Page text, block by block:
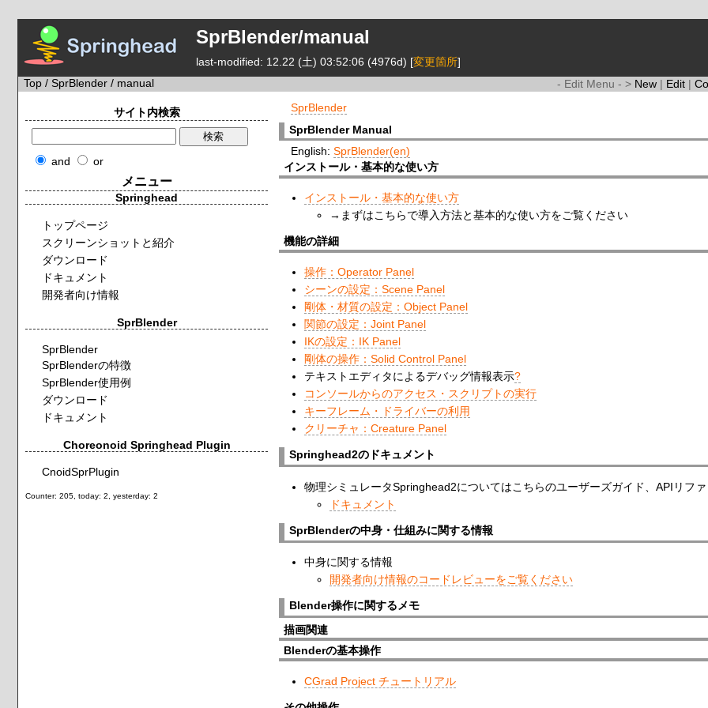
SprBlender/manual
last-modified: 12.22 (土) 03:52:06 (4976d) [変更箇所]
Top /SprBlender / manual - Edit Menu - > New | Edit |
SprBlender
SprBlender Manual
English: SprBlender(en)
インストール・基本的な使い方
インストール・基本的な使い方
→まずはこちらで導入方法と基本的な使い方をご覧ください
機能の詳細
操作：Operator Panel
シーンの設定：Scene Panel
剛体・材質の設定：Object Panel
関節の設定：Joint Panel
IKの設定：IK Panel
剛体の操作：Solid Control Panel
テキストエディタによるデバッグ情報表示?
コンソールからのアクセス・スクリプトの実行
キーフレーム・ドライバーの利用
クリーチャ：Creature Panel
Springhead2のドキュメント
物理シミュレータSpringhead2についてはこちらのユーザーズガイド、APIリフ
ドキュメント
SprBlenderの中身・仕組みに関する情報
中身に関する情報
開発者向け情報のコードレビューをご覧ください
Blender操作に関するメモ
描画関連
Blenderの基本操作
CGrad Project チュートリアル
サイト内検索
and or
メニュー
Springhead
トップページ
スクリーンショットと紹介
ダウンロード
ドキュメント
開発者向け情報
SprBlender
SprBlender
SprBlenderの特徴
SprBlender使用例
ダウンロード
ドキュメント
Choreonoid Springhead Plugin
CnoidSprPlugin
Counter: 205, today: 2, yesterday: 2